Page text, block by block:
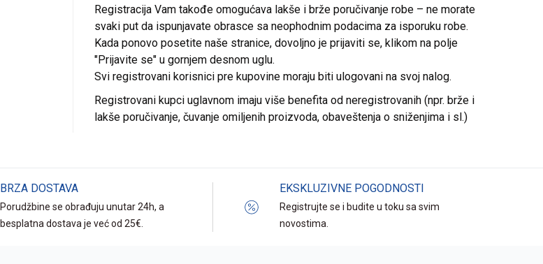
Registracija Vam takođe omogućava lakše i brže poručivanje robe – ne morate
svaki put da ispunjavate obrasce sa neophodnim podacima za isporuku robe.
Kada ponovo posetite naše stranice, dovoljno je prijaviti se, klikom na polje
"Prijavite se" u gornjem desnom uglu.
Svi registrovani korisnici pre kupovine moraju biti ulogovani na svoj nalog.
Registrovani kupci uglavnom imaju više benefita od neregistrovanih (npr. brže i
lakše poručivanje, čuvanje omiljenih proizvoda, obaveštenja o sniženjima i sl.)
BRZA DOSTAVA
Porudžbine se obrađuju unutar 24h, a
besplatna dostava je već od 25€.
EKSKLUZIVNE POGODNOSTI
Registrujte se i budite u toku sa svim
novostima.